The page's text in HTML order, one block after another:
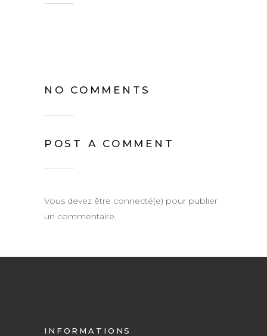
NO COMMENTS
POST A COMMENT
Vous devez être connecté(e) pour publier
un commentaire.
INFORMATIONS